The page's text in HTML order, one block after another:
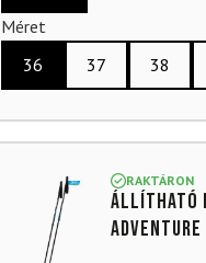
Méret
36
37 38
RAKTÁRON
Állítható
Adventure